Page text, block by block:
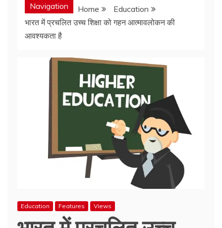
Navigation Home
Education
भारत में प्रचलित उच्च शिक्षा को गहन आत्मावलोकन की
आवश्यकता है
Education Features Views